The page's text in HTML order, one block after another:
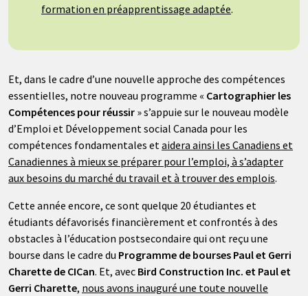
formation en préapprentissage adaptée.
Et, dans le cadre d’une nouvelle approche des compétences
essentielles, notre nouveau programme « Cartographier les
Compétences pour réussir » s’appuie sur le nouveau modèle
d’Emploi et Développement social Canada pour les
compétences fondamentales et aidera ainsi les Canadiens et
Canadiennes à mieux se préparer pour l’emploi, à s’adapter
aux besoins du marché du travail et à trouver des emplois.
Cette année encore, ce sont quelque 20 étudiantes et
étudiants défavorisés financièrement et confrontés à des
obstacles à l’éducation postsecondaire qui ont reçu une
bourse dans le cadre du Programme de bourses Paul et Gerri
Charette de CICan. Et, avec Bird Construction Inc. et Paul et
Gerri Charette, nous avons inauguré une toute nouvelle